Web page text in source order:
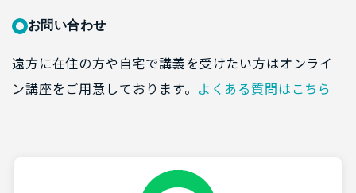
お問い合わせ
遠方に在住の方や自宅で講義を受けたい方はオンライ
ン講座をご用意しております。 よくある質問はこちら